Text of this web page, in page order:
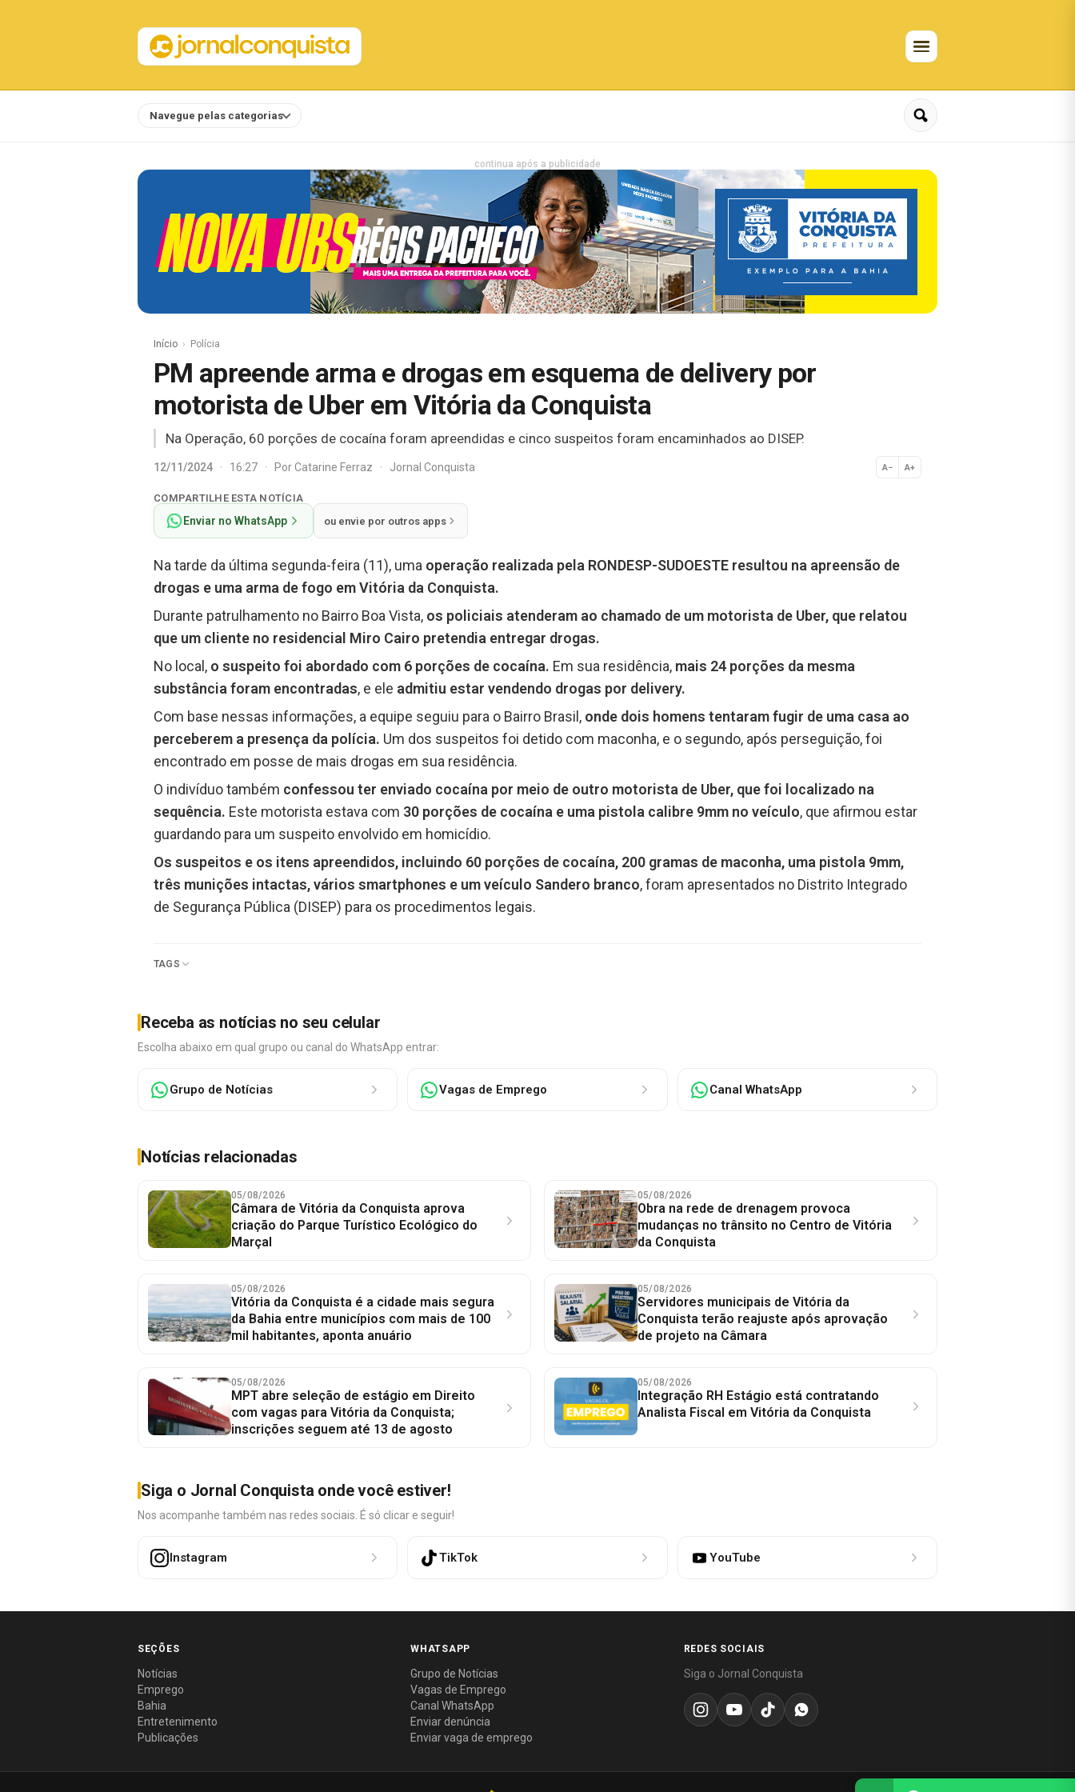
Navegue pelas categorias
continua após a publicidade
Início Polícia
PM apreende arma e drogas em esquema de delivery por
motorista de Uber em Vitória da Conquista
Na Operação, 60 porções de cocaína foram apreendidas e cinco suspeitos foram encaminhados ao DISEP.
12/11/2024 · 16:27 · PorCatarine Ferraz · Jornal Conquista A− A+
Normal
COMPARTILHE ESTA NOTÍCIA
Enviar no WhatsApp ou envie por outros apps
Na tarde da última segunda-feira (11), uma operação realizada pela RONDESP-SUDOESTE resultou na apreensão de
drogas e uma arma de fogo em Vitória da Conquista.
Durante patrulhamento no Bairro Boa Vista, os policiais atenderam ao chamado de um motorista de Uber, que relatou
que um cliente no residencial Miro Cairo pretendia entregar drogas.
No local, o suspeito foi abordado com 6 porções de cocaína. Em sua residência, mais 24 porções da mesma
substância foram encontradas, e ele admitiu estar vendendo drogas por delivery.
Com base nessas informações, a equipe seguiu para o Bairro Brasil, onde dois homens tentaram fugir de uma casa ao
perceberem a presença da polícia. Um dos suspeitos foi detido com maconha, e o segundo, após perseguição, foi
encontrado em posse de mais drogas em sua residência.
O indivíduo também confessou ter enviado cocaína por meio de outro motorista de Uber, que foi localizado na
sequência. Este motorista estava com 30 porções de cocaína e uma pistola calibre 9mm no veículo, que afirmou estar
guardando para um suspeito envolvido em homicídio.
Os suspeitos e os itens apreendidos, incluindo 60 porções de cocaína, 200 gramas de maconha, uma pistola 9mm,
três munições intactas, vários smartphones e um veículo Sandero branco, foram apresentados no Distrito Integrado
de Segurança Pública (DISEP) para os procedimentos legais.
TAGS
Receba as notícias no seu celular
Escolha abaixo em qual grupo ou canal do WhatsApp entrar:
Grupo de Notícias Vagas de Emprego Canal WhatsApp
Notícias relacionadas
05/08/2026
Câmara de Vitória da Conquista aprova
criação do Parque Turístico Ecológico do
Marçal
05/08/2026
Obra na rede de drenagem provoca
mudanças no trânsito no Centro de Vitória
da Conquista
05/08/2026
Vitória da Conquista é a cidade mais segura
da Bahia entre municípios com mais de 100
mil habitantes, aponta anuário
05/08/2026
Servidores municipais de Vitória da
Conquista terão reajuste após aprovação
de projeto na Câmara
05/08/2026
MPT abre seleção de estágio em Direito
com vagas para Vitória da Conquista;
inscrições seguem até 13 de agosto
05/08/2026
Integração RH Estágio está contratando
Analista Fiscal em Vitória da Conquista
Siga o Jornal Conquista onde você estiver!
Nos acompanhe também nas redes sociais. É só clicar e seguir!
Instagram TikTok YouTube
SEÇÕES
Notícias
Emprego
Bahia
Entretenimento
Publicações
WHATSAPP
Grupo de Notícias
Vagas de Emprego
Canal WhatsApp
Enviar denúncia
Enviar vaga de emprego
REDES SOCIAIS
Siga o Jornal Conquista